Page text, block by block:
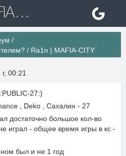
✌ CS-MAFIA.RU ✌ Игровые сервера Counter Strike 1.6
/
/ Ra1n | MAFIA-CITY
00:21
27:)
, Deko , Сахалин - 27
достаточно большое кол-во
играл - общее время игры в кс -
был и не 1 год